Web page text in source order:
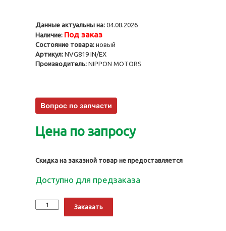
Данные актуальны на: 04.08.2026
Наличие: Под заказ
Состояние товара: новый
Артикул: NVG819 IN/EX
Производитель: NIPPON MOTORS
Цена по запросу
Скидка на заказной товар не предоставляется
Доступно для предзаказа
Количество
Направляющие
Заказать